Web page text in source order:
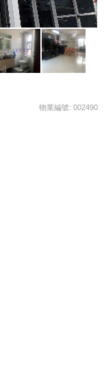
物業編號: 002490